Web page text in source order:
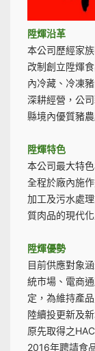
陞煇沿革
本公司歷經家
改制創立陞煇
內冷藏、冷凍
深耕經營，公
縣境內優質豬農
陞煇特色
本公司最大特
全程於廠內施
加工及污水處
質肉品的現代
陞煇優勢
目前供應對象
統市場、電商
定，為維持產
陸續投更新及
原先取得之
2016年聘請食